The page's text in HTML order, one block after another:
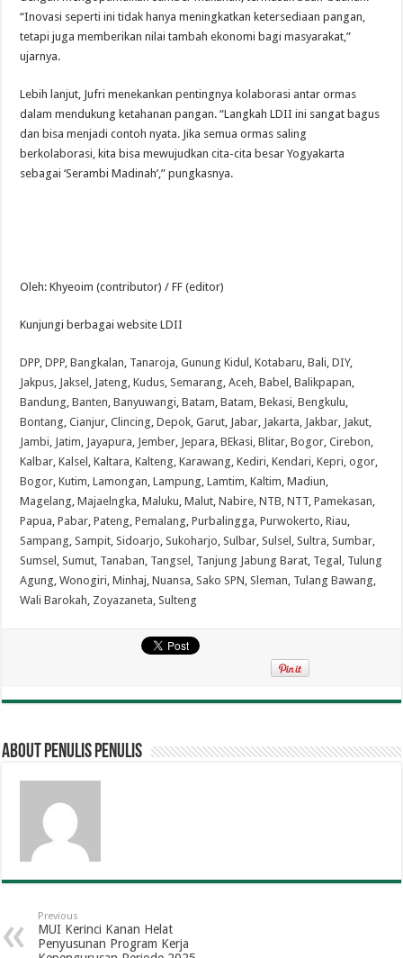
“Inovasi seperti ini tidak hanya meningkatkan ketersediaan pangan,
tetapi juga memberikan nilai tambah ekonomi bagi masyarakat,”
ujarnya.
Lebih lanjut, Jufri menekankan pentingnya kolaborasi antar ormas
dalam mendukung ketahanan pangan. “Langkah LDII ini sangat bagus
dan bisa menjadi contoh nyata. Jika semua ormas saling
berkolaborasi, kita bisa mewujudkan cita-cita besar Yogyakarta
sebagai ‘Serambi Madinah’,” pungkasnya.
Oleh: Khyeoim (contributor) / FF (editor)
Kunjungi berbagai website LDII
DPP,DPP,Bangkalan, Tanaroja,Gunung Kidul ,Kotabaru,Bali,DIY,
Jakpus, Jaksel , Jateng,Kudus,Semarang,Aceh,Babel ,Balikpapan,
Bandung,Banten,Banyuwangi,Batam,Batam,Bekasi,Bengkulu,
Bontang,Cianjur,Clincing,Depok,Garut, Jabar, Jakarta, Jakbar, Jakut,
Jambi, Jatim, Jayapura, Jember, Jepara,BEkasi,Blitar,Bogor,Cirebon,
Kalbar,Kalsel ,Kaltara,Kalteng,Karawang,Kediri,Kendari,Kepri,ogor,
Bogor,Kutim,Lamongan,Lampung,Lamtim,Kaltim,Madiun,
Magelang,Majaelngka,Maluku,Malut,Nabire,NTB,NTT,Pamekasan,
Papua,Pabar,Pateng,Pemalang,Purbalingga,Purwokerto,Riau,
Sampang,Sampit,Sidoarjo,Sukoharjo,Sulbar,Sulsel ,Sultra,Sumbar,
Sumsel ,Sumut, Tanaban, Tangsel , Tanjung Jabung Barat, Tegal , Tulung
Agung,Wonogiri,Minhaj,Nuansa,Sako SPN,Sleman, Tulang Bawang,
Wali Barokah, Zoyazaneta,Sulteng
About penulis penulis
Previous
MUI Kerinci Kanan Helat
Penyusunan Program Kerja